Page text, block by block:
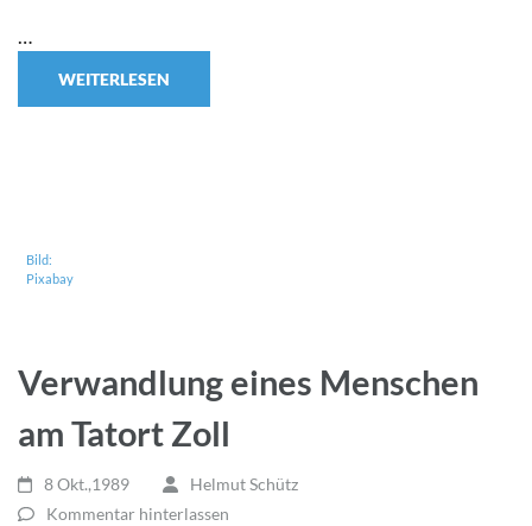
…
WEITERLESEN
Bild:
Pixabay
Verwandlung eines Menschen
am Tatort Zoll
8 Okt.,1989
Helmut Schütz
Kommentar hinterlassen